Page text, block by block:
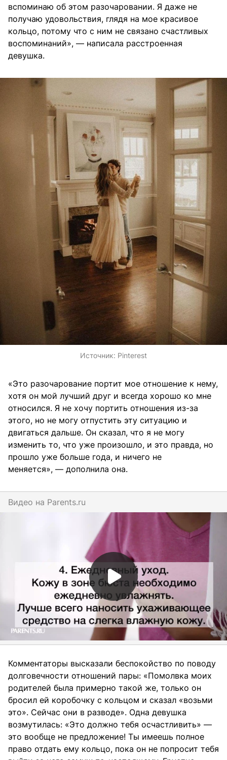
вспоминаю об этом разочаровании. Я даже не
получаю удовольствия, глядя на мое красивое
кольцо, потому что с ним не связано счастливых
воспоминаний», — написала расстроенная
девушка.
Источник: Pinterest
«Это разочарование портит мое отношение к нему,
хотя он мой лучший друг и всегда хорошо ко мне
относился. Я не хочу портить отношения из-за
этого, но не могу отпустить эту ситуацию и
двигаться дальше. Он сказал, что я не могу
изменить то, что уже произошло, и это правда, но
прошло уже больше года, и ничего не
меняется», — дополнила она.
Видео на parents.ru
Комментаторы высказали беспокойство по поводу
долговечности отношений пары: «Помолвка моих
родителей была примерно такой же, только он
бросил ей коробочку с кольцом и сказал «возьми
это». Сейчас они в разводе». Одна девушка
возмутилась: «Это должно тебя осчастливить» —
это вообще не предложение! Ты имеешь полное
право отдать ему кольцо, пока он не попросит тебя